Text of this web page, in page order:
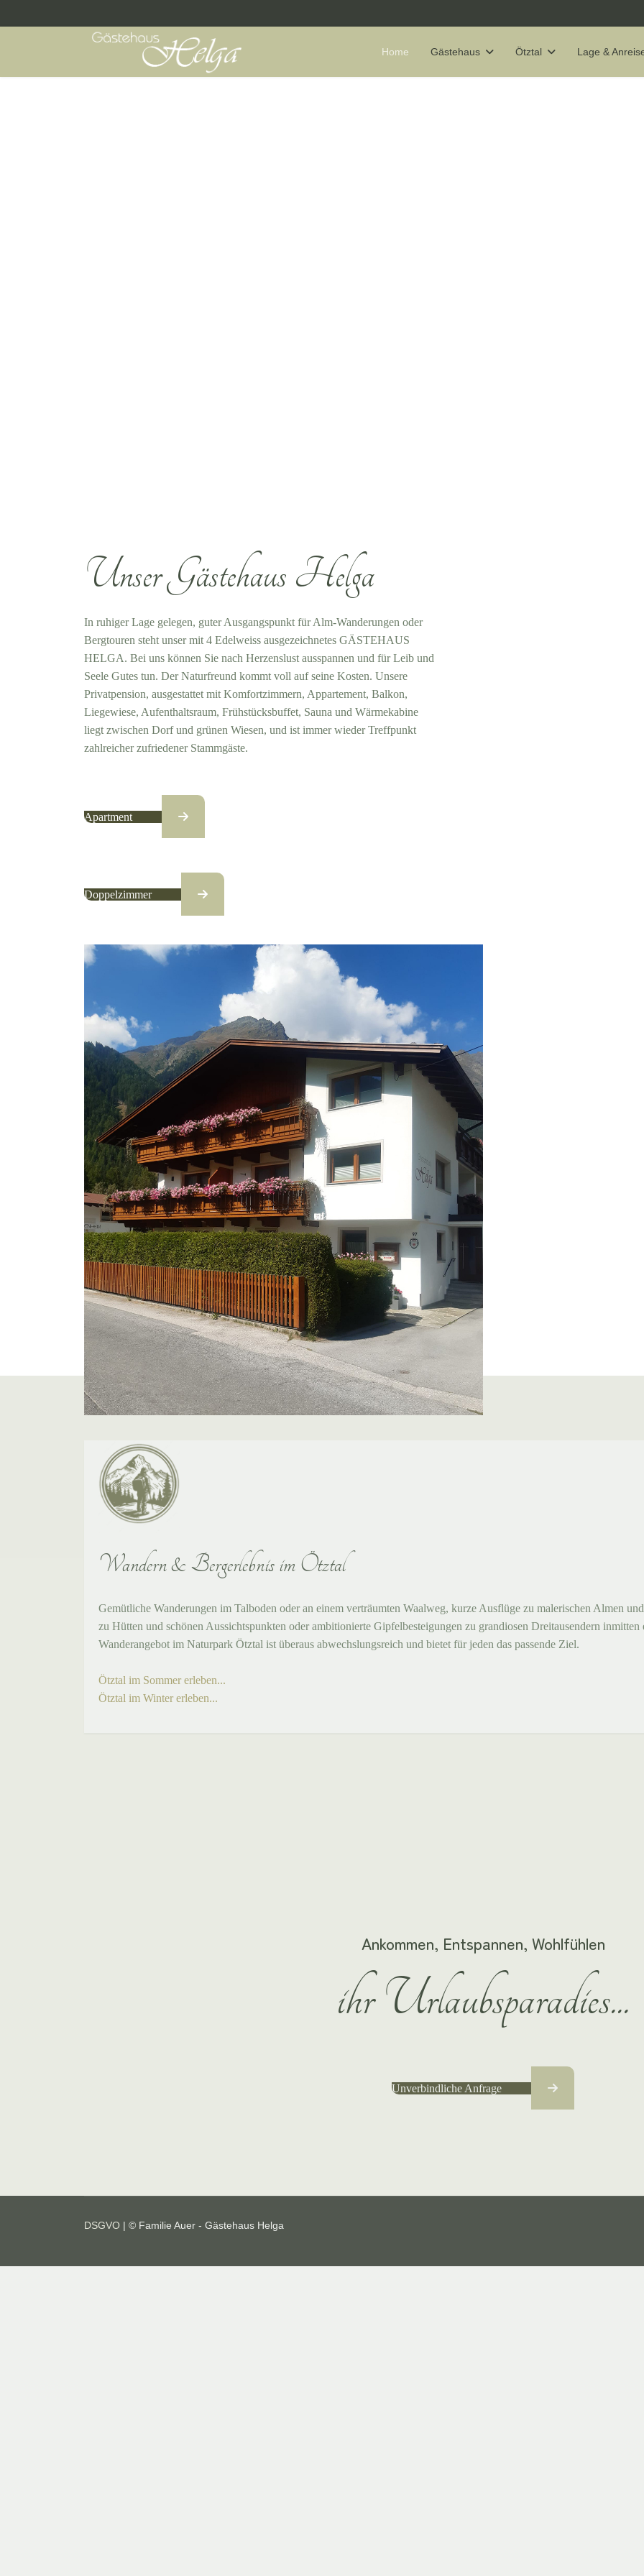
Home Gästehaus Ötztal Lage &
Unser Gästehaus Helga
In ruhiger Lage gelegen, guter Ausgangspunkt für Alm-Wanderungen oder
Bergtouren steht unser mit 4 Edelweiss ausgezeichnetes GÄSTEHAUS
HELGA. Bei uns können Sie nach Herzenslust ausspannen und für Leib und
Seele Gutes tun. Der Naturfreund kommt voll auf seine Kosten. Unsere
Privatpension, ausgestattet mit Komfortzimmern, Appartement, Balkon,
Liegewiese, Aufenthaltsraum, Frühstücksbuffet, Sauna und Wärmekabine
liegt zwischen Dorf und grünen Wiesen, und ist immer wieder Treffpunkt
zahlreicher zufriedener Stammgäste.
Apartment
Doppelzimmer
Wandern & Bergerlebnis im Ötztal
Gemütliche Wanderungen im Talboden oder an einem verträumten Waalweg, kurze Ausflüge zu malerischen Almen
zu Hütten und schönen Aussichtspunkten oder ambitionierte Gipfelbesteigungen zu grandiosen Dreitausendern
Wanderangebot im Naturpark Ötztal ist überaus abwechslungsreich und bietet für jeden das passende Ziel.
Ötztal im Sommer erleben...
Ötztal im Winter erleben...
Ankommen, Entspannen, Wohlfühlen
ihr Urlaubsparadies...
Unverbindliche Anfrage
DSGVO | © Familie Auer - Gästehaus Helga